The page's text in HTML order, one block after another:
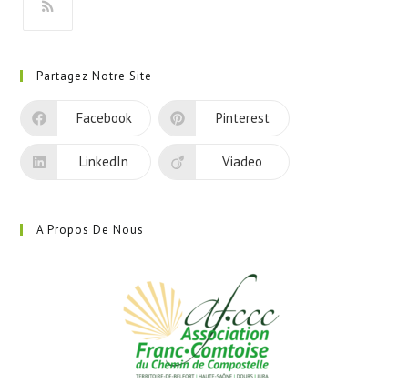
onglet
un
nouvel
Partagez Notre Site
Facebook Pinterest
LinkedIn Viadeo
A Propos De Nous